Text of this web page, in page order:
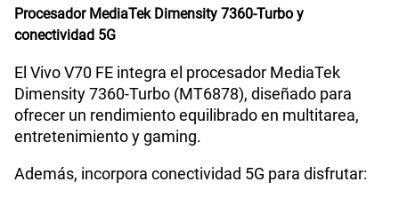
Procesador MediaTek Dimensity 7360-Turbo y
conectividad 5G
El Vivo V70 FE integra el procesador MediaTek
Dimensity 7360-Turbo (MT6878), diseñado para
ofrecer un rendimiento equilibrado en multitarea,
entretenimiento y gaming.
Además, incorpora conectividad 5G para disfrutar: